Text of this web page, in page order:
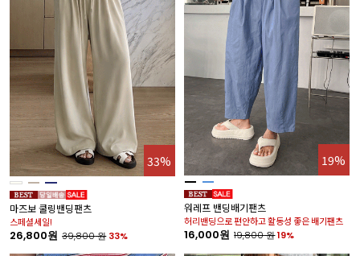
33%
마즈보 쿨링밴딩팬츠
스페셜세일!
26,800원 39,800원 33%
19%
워레프 밴딩배기팬츠
허리밴딩으로 편안하고 활동성 좋은 배기팬츠
16,000원 19,800원19%